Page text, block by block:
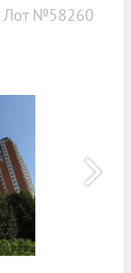
Лот №58260